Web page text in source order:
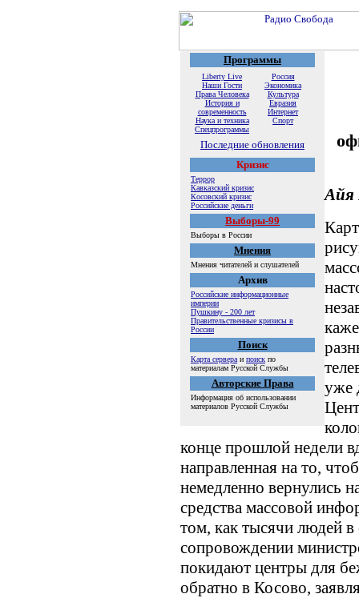
Программы
Liberty Live
Наши Гости
Права Человека
История и
современность
Наука и техника
Спецпрограммы
Россия
Экономика
Культура
Евразия
Интернет
Спорт
Последние обновления
Кризис
Террор
Кавказский кризис
Косовский кризис
Российские деньги
Выборы-99
Выборы в России
Мнения
Мнения читателей и слушателей
Архив
Российские информационные
империи
Пушкину - 200 лет
Правительственные кризисы в
России
Поиск
Карта сервера и поиск по
материалам Русской Службы
Авторские Права
Информация об использовании
материалов Русской Службы
Айя
уже
конце прошлой недели
направленная на то,
немедленно вернулись
средства массовой
том, как тысячи людей
сопровождении
покидают центры для
обратно в Косово,